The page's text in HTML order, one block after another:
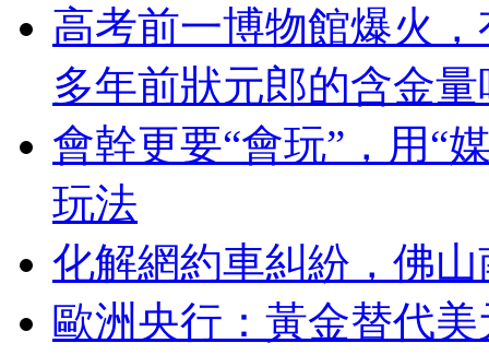
高考前一博物館爆火
多年前狀元郎的含金量
會幹更要“會玩”，用“
玩法
化解網約車糾紛，佛
歐洲央行：黃金替代